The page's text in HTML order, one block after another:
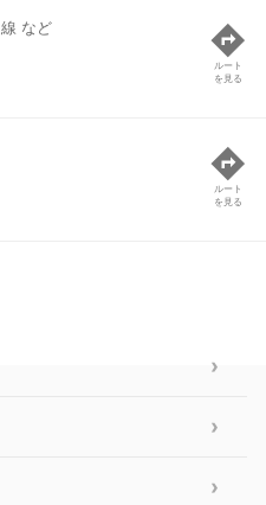
など
ルート
を見る
ルート
を見る